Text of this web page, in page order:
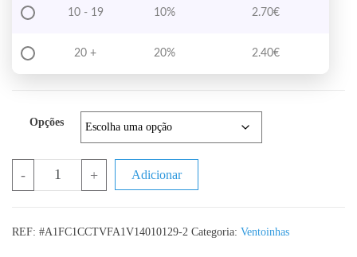
10 - 19 10% 2.70€
20 + 20% 2.40€
Opções
- + Adicionar
REF: #A1FC1CCTVFA1V14010129-2 Categoria: Ventoinhas